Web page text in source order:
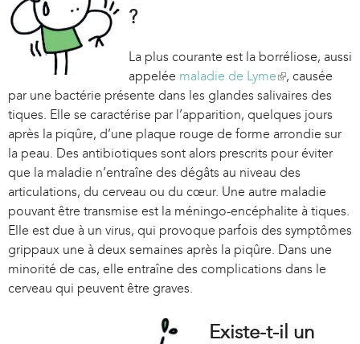
?
La plus courante est la borréliose, aussi
appelée maladie de Lyme(
l
i
n
k
s
e
x
t
e
a
, causée
par une bactérie présente dans les glandes salivaires des
tiques. Elle se caractérise par l’apparition, quelques jours
après la piqûre, d’une plaque rouge de forme arrondie sur
la peau. Des antibiotiques sont alors prescrits pour éviter
que la maladie n’entraîne des dégâts au niveau des
articulations, du cerveau ou du cœur. Une autre maladie
pouvant être transmise est la méningo-encéphalite à tiques.
Elle est due à un virus, qui provoque parfois des symptômes
grippaux une à deux semaines après la piqûre. Dans une
minorité de cas, elle entraîne des complications dans le
cerveau qui peuvent être graves.
Existe-t-il un